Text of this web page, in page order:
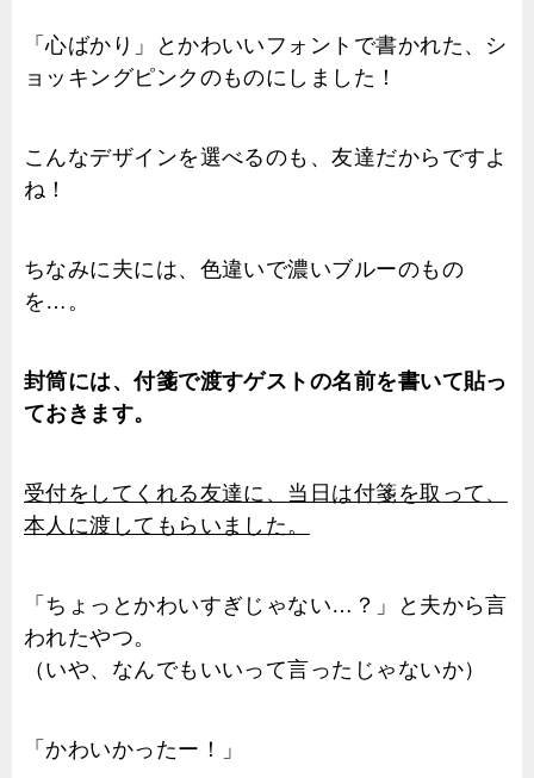
「心ばかり」とかわいいフォントで書かれた、シ
ョッキングピンクのものにしました！
こんなデザインを選べるのも、友達だからですよ
ね！
ちなみに夫には、色違いで濃いブルーのもの
を…。
封筒には、付箋で渡すゲストの名前を書いて貼っ
ておきます。
受付をしてくれる友達に、当日は付箋を取って、
本人に渡してもらいました。
「ちょっとかわいすぎじゃない…？」と夫から言
われたやつ。
（いや、なんでもいいって言ったじゃないか）
「かわいかったー！」